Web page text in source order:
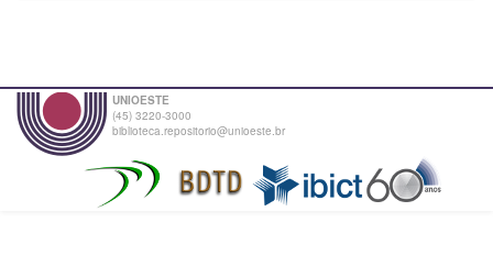
UNIOESTE
(45) 3220-3000
biblioteca.repositorio@unioeste.br